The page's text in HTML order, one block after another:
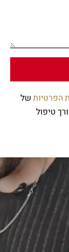
שתפו:
הפרטיותשל
טיפול